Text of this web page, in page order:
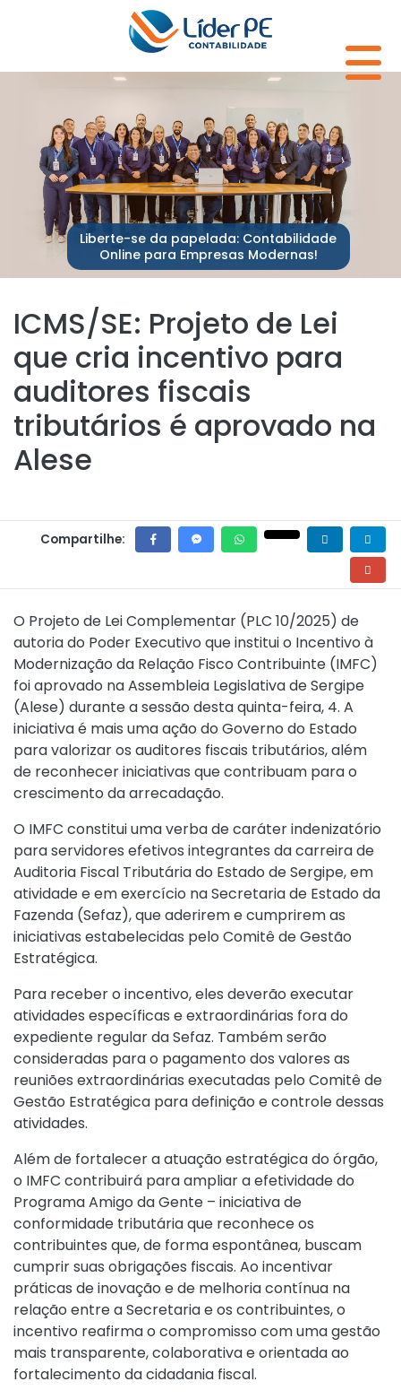
Liberte-se da papelada: Contabilidade
Online para Empresas Modernas!
ICMS/SE: Projeto de Lei
que cria incentivo para
auditores fiscais
tributários é aprovado na
Alese
Compartilhe:
O Projeto de Lei Complementar (PLC 10/2025) de
autoria do Poder Executivo que institui o Incentivo à
Modernização da Relação Fisco Contribuinte (IMFC)
foi aprovado na Assembleia Legislativa de Sergipe
(Alese) durante a sessão desta quinta-feira, 4. A
iniciativa é mais uma ação do Governo do Estado
para valorizar os auditores fiscais tributários, além
de reconhecer iniciativas que contribuam para o
crescimento da arrecadação.
O IMFC constitui uma verba de caráter indenizatório
para servidores efetivos integrantes da carreira de
Auditoria Fiscal Tributária do Estado de Sergipe, em
atividade e em exercício na Secretaria de Estado da
Fazenda (Sefaz), que aderirem e cumprirem as
iniciativas estabelecidas pelo Comitê de Gestão
Estratégica.
Para receber o incentivo, eles deverão executar
atividades específicas e extraordinárias fora do
expediente regular da Sefaz. Também serão
consideradas para o pagamento dos valores as
reuniões extraordinárias executadas pelo Comitê de
Gestão Estratégica para definição e controle dessas
atividades.
Além de fortalecer a atuação estratégica do órgão,
o IMFC contribuirá para ampliar a efetividade do
Programa Amigo da Gente – iniciativa de
conformidade tributária que reconhece os
contribuintes que, de forma espontânea, buscam
cumprir suas obrigações fiscais. Ao incentivar
práticas de inovação e de melhoria contínua na
relação entre a Secretaria e os contribuintes, o
incentivo reafirma o compromisso com uma gestão
mais transparente, colaborativa e orientada ao
fortalecimento da cidadania fiscal.